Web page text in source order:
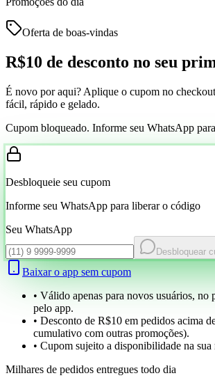
Oferta de boas-vindas
R$10 de desconto no seu
É novo por aqui? Aplique o cupom no
fácil, rápido e gelado.
Cupom bloqueado. Informe seu WhatsApp
Desbloqueie seu cupom
Informe seu WhatsApp para liberar o código
Seu WhatsApp
Desbloquear
Baixar o app sem cupom
• Válido apenas para novos usuários,
pelo app.
• Desconto de R$10 em pedidos acima
cumulativo com outras promoções).
• Cupom sujeito a disponibilidade na sua
Milhares de pedidos entregues todo dia